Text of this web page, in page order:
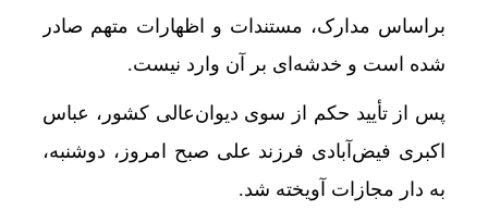
براساس مدارک، مستندات و اظهارات متهم صادر
شده است و خدشه‌ای بر آن وارد نیست.
پس از تأیید حکم از سوی دیوان‌عالی کشور، عباس
اکبری فیض‌آبادی فرزند علی صبح امروز، دوشنبه،
به دار مجازات آویخته شد.